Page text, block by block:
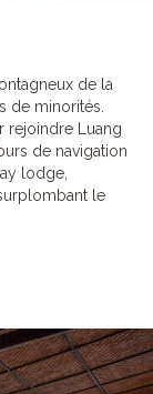
de la
de minorités.
rejoindre Luang
de navigation
lodge,
le